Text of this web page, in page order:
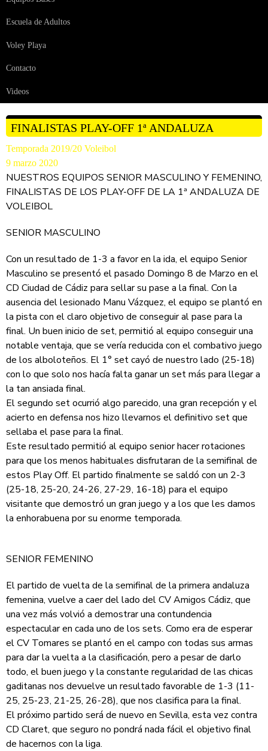
Escuela de Adultos
Voley Playa
Contacto
Videos
FINALISTAS PLAY-OFF 1ª ANDALUZA
Temporada 2019/20 Voleibol
9 marzo 2020
NUESTROS EQUIPOS SENIOR MASCULINO Y FEMENINO,
FINALISTAS DE LOS PLAY-OFF DE LA 1ª ANDALUZA DE
VOLEIBOL
SENIOR MASCULINO
Con un resultado de 1-3 a favor en la ida, el equipo Senior
Masculino se presentó el pasado Domingo 8 de Marzo en el
CD Ciudad de Cádiz para sellar su pase a la final. Con la
ausencia del lesionado Manu Vázquez, el equipo se plantó en
la pista con el claro objetivo de conseguir al pase para la
final. Un buen inicio de set, permitió al equipo conseguir una
notable ventaja, que se vería reducida con el combativo juego
de los alboloteños. El 1° set cayó de nuestro lado (25-18)
con lo que solo nos hacía falta ganar un set más para llegar a
la tan ansiada final.
El segundo set ocurrió algo parecido, una gran recepción y el
acierto en defensa nos hizo llevarnos el definitivo set que
sellaba el pase para la final.
Este resultado permitió al equipo senior hacer rotaciones
para que los menos habituales disfrutaran de la semifinal de
estos Play Off. El partido finalmente se saldó con un 2-3
(25-18, 25-20, 24-26, 27-29, 16-18) para el equipo
visitante que demostró un gran juego y a los que les damos
la enhorabuena por su enorme temporada.
SENIOR FEMENINO
El partido de vuelta de la semifinal de la primera andaluza
femenina, vuelve a caer del lado del CV Amigos Cádiz, que
una vez más volvió a demostrar una contundencia
espectacular en cada uno de los sets. Como era de esperar
el CV Tomares se plantó en el campo con todas sus armas
para dar la vuelta a la clasificación, pero a pesar de darlo
todo, el buen juego y la constante regularidad de las chicas
gaditanas nos devuelve un resultado favorable de 1-3 (11-
25, 25-23, 21-25, 26-28), que nos clasifica para la final.
El próximo partido será de nuevo en Sevilla, esta vez contra
CD Claret, que seguro no pondrá nada fácil el objetivo final
de hacernos con la liga.